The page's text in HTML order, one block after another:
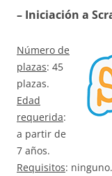
– Iniciación a
Número de
plazas: 45
plazas.
Edad
requerida:
a partir de
7 años.
Requisitos: ninguno.